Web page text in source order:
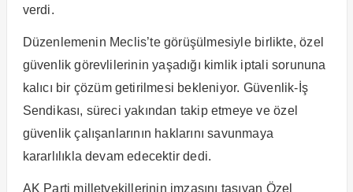
verdi.
Düzenlemenin Meclis’te görüşülmesiyle birlikte, özel
güvenlik görevlilerinin yaşadığı kimlik iptali sorununa
kalıcı bir çözüm getirilmesi bekleniyor. Güvenlik-İş
Sendikası, süreci yakından takip etmeye ve özel
güvenlik çalışanlarının haklarını savunmaya
kararlılıkla devam edecektir dedi.
AK Parti milletvekillerinin imzasını taşıyan Özel